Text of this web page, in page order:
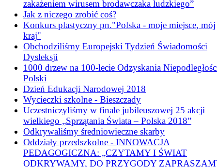
zakażeniem wirusem brodawczaka ludzkiego”
Jak z niczego zrobić coś?
Konkurs plastyczny pn."Polska - moje miejsce, mój
kraj"
Obchodziliśmy Europejski Tydzień Świadomości
Dysleksji
1000 drzew na 100-lecie Odzyskania
Polski
Dzień Edukacji Narodowej 2018
Wycieczki szkolne - Bieszczady
Uczestniczyliśmy w finale jubileuszowej 25 akcji
wielkiego „Sprzątania Świata – Polska 2018”
Odkrywaliśmy średniowieczne skarby
Oddziały przedszkolne - INNOWACJA
PEDAGOGICZNA: „CZYTAMY I ŚWIAT
ODKRYWAMY, DO PRZYGODY